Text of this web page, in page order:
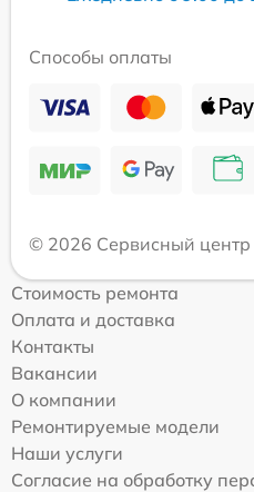
Способы оплаты
© 2026 Сервисный центр
Стоимость ремонта
Оплата и доставка
Контакты
Вакансии
О компании
Ремонтируемые модели
Наши услуги
Согласие на обработку